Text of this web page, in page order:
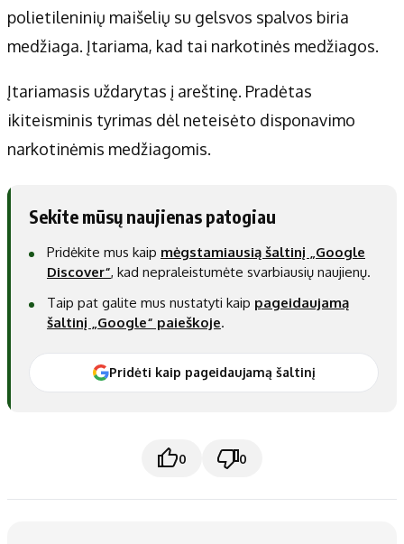
polietileninių maišelių su gelsvos spalvos biria
medžiaga. Įtariama, kad tai narkotinės medžiagos.
Įtariamasis uždarytas į areštinę. Pradėtas
ikiteisminis tyrimas dėl neteisėto disponavimo
narkotinėmis medžiagomis.
Sekite mūsų naujienas patogiau
Pridėkite mus kaip mėgstamiausią šaltinį „Google
Discover“, kad nepraleistumėte svarbiausių naujienų.
Taip pat galite mus nustatyti kaip pageidaujamą
šaltinį „Google“ paieškoje.
Pridėti kaip pageidaujamą šaltinį
0 0